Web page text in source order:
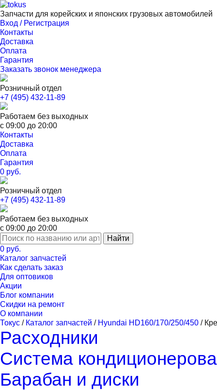
Запчасти для корейских и японских грузовых автомобилей
Вход / Регистрация
Контакты
Доставка
Оплата
Гарантия
Заказать звонок менеджера
Розничный отдел
+7 (495) 432-11-89
Работаем без выходных
с 09:00 до 20:00
Контакты
Доставка
Оплата
Гарантия
0 руб.
Розничный отдел
+7 (495) 432-11-89
Работаем без выходных
с 09:00 до 20:00
Найти
0 руб.
Каталог запчастей
Как сделать заказ
Для оптовиков
Акции
Блог компании
Скидки на ремонт
О компании
Токус / Каталог запчастей / Hyundai HD160/170/250/450 /
Расходники
Система
Барабан и диски